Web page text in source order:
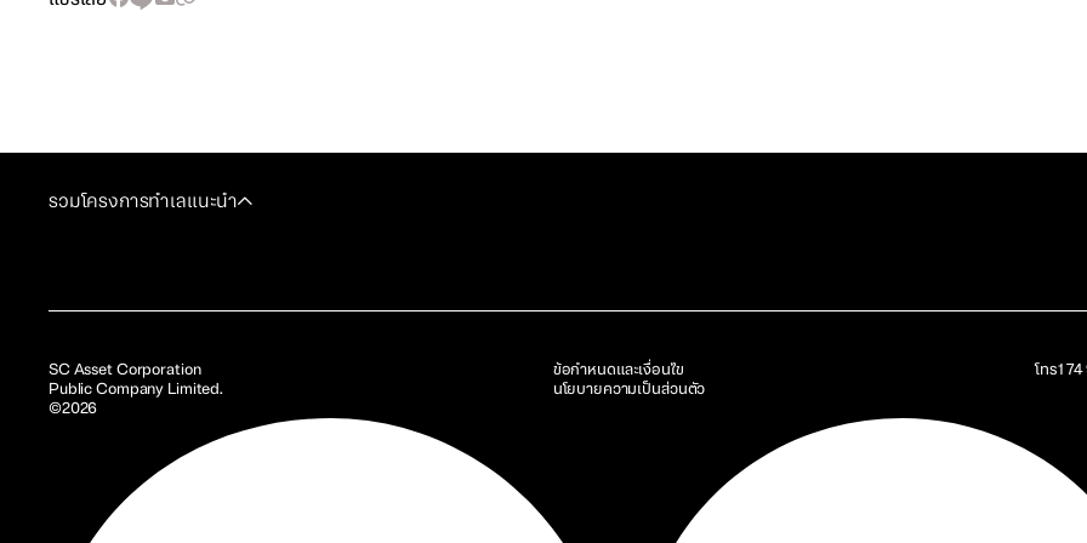
รวมโครงการทำเลแนะนำ
SC Asset Corporation
Public Company Limited.
©2026
ข้อกำหนดและเงื่อนไข
นโยบายความเป็นส่วนตัว
โทร